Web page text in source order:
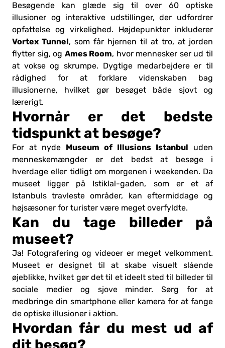
Besøgende kan glæde sig til over 60 optiske
illusioner og interaktive udstillinger, der udfordrer
opfattelse og virkelighed. Højdepunkter inkluderer
Vortex Tunnel, som får hjernen til at tro, at jorden
flytter sig, og Ames Room, hvor mennesker ser ud til
at vokse og skrumpe. Dygtige medarbejdere er til
rådighed for at forklare videnskaben bag
illusionerne, hvilket gør besøget både sjovt og
lærerigt.
Hvornår er det bedste
tidspunkt at besøge?
For at nyde Museum of Illusions Istanbul uden
menneskemængder er det bedst at besøge i
hverdage eller tidligt om morgenen i weekenden. Da
museet ligger på Istiklal-gaden, som er et af
Istanbuls travleste områder, kan eftermiddage og
højsæsoner for turister være meget overfyldte.
Kan du tage billeder på
museet?
Ja! Fotografering og videoer er meget velkomment.
Museet er designet til at skabe visuelt slående
øjeblikke, hvilket gør det til et ideelt sted til billeder til
sociale medier og sjove minder. Sørg for at
medbringe din smartphone eller kamera for at fange
de optiske illusioner i aktion.
Hvordan får du mest ud af